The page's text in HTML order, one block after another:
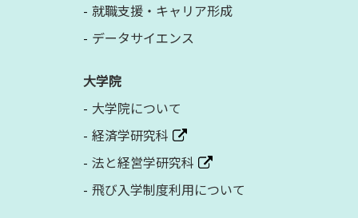
就職支援・キャリア形成
データサイエンス
大学院
大学院について
経済学研究科
法と経営学研究科
飛び入学制度利用について